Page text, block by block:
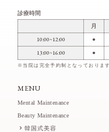
診療時間
月
10:00~12:00 ●
13:00~16:00 ●
※当院は完全予約制となっております
MENU
Mental Maintenance
Beauty Maintenance
韓国式美容